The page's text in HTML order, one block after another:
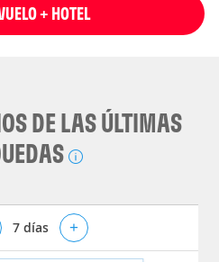
+ HOTEL
DE LAS ÚLTIMAS
7 días +